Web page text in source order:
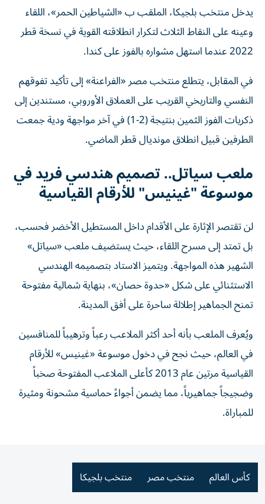
يدخل منتخب بلجيكا، الملقب ب «الشياطين الحمر»، اللقاء
وعينه على النقاط الثلاث لتكرار انطلاقته القوية في نسخة قطر
2022 عندما استهل مشواره بالفوز على كندا.
في المقابل، يتطلع منتخب مصر «الفراعنة» إلى تأكيد تفوقهم
النفسي والتاريخي القريب على العملاق الأوروبي، مستندين إلى
ذكريات الفوز الثمين بنتيجة (2-1) في آخر مواجهة ودية جمعت
الطرفين قبيل انطلاق مونديال قطر الماضي.
ملعب سياتل.. تصميم هندسي فريد في
موسوعة "غينيس" للأرقام القياسية
لن تقتصر الإثارة على الأقدام داخل المستطيل الأخضر فحسب،
بل تمتد إلى مسرح اللقاء، حيث يستضيف ملعب «سياتل»
الشهير هذه المواجهة. ويتميز الاستاد بتصميمه الهندسي
الاستثنائي على شكل «حدوة حصان»، بنهاية شمالية مفتوحة
تمنح الجماهير إطلالة ساحرة على أفق المدينة.
ويُعرف الملعب بأنه أحد أكثر الملاعب رعباً وترهيباً للمنافسين
في العالم، حيث نجح في دخول موسوعة «غينيس» للأرقام
القياسية مرتين عام 2013 كأعلى الملاعب المفتوحة صخباً
وضجيجاً جماهيرياً، مما يضمن أجواءً حماسية مشحونة ومثيرة
للمباراة.
كأس العالم منتخب مصر منتخب بلجيكا